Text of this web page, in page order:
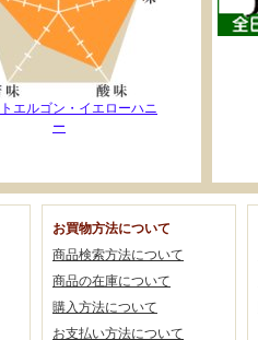
エルゴン・イエローハニ
ー
お買物方法について
商品検索方法について
商品の在庫について
購入方法について
お支払い方法について